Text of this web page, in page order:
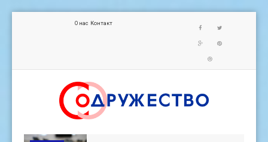
О нас Контакт